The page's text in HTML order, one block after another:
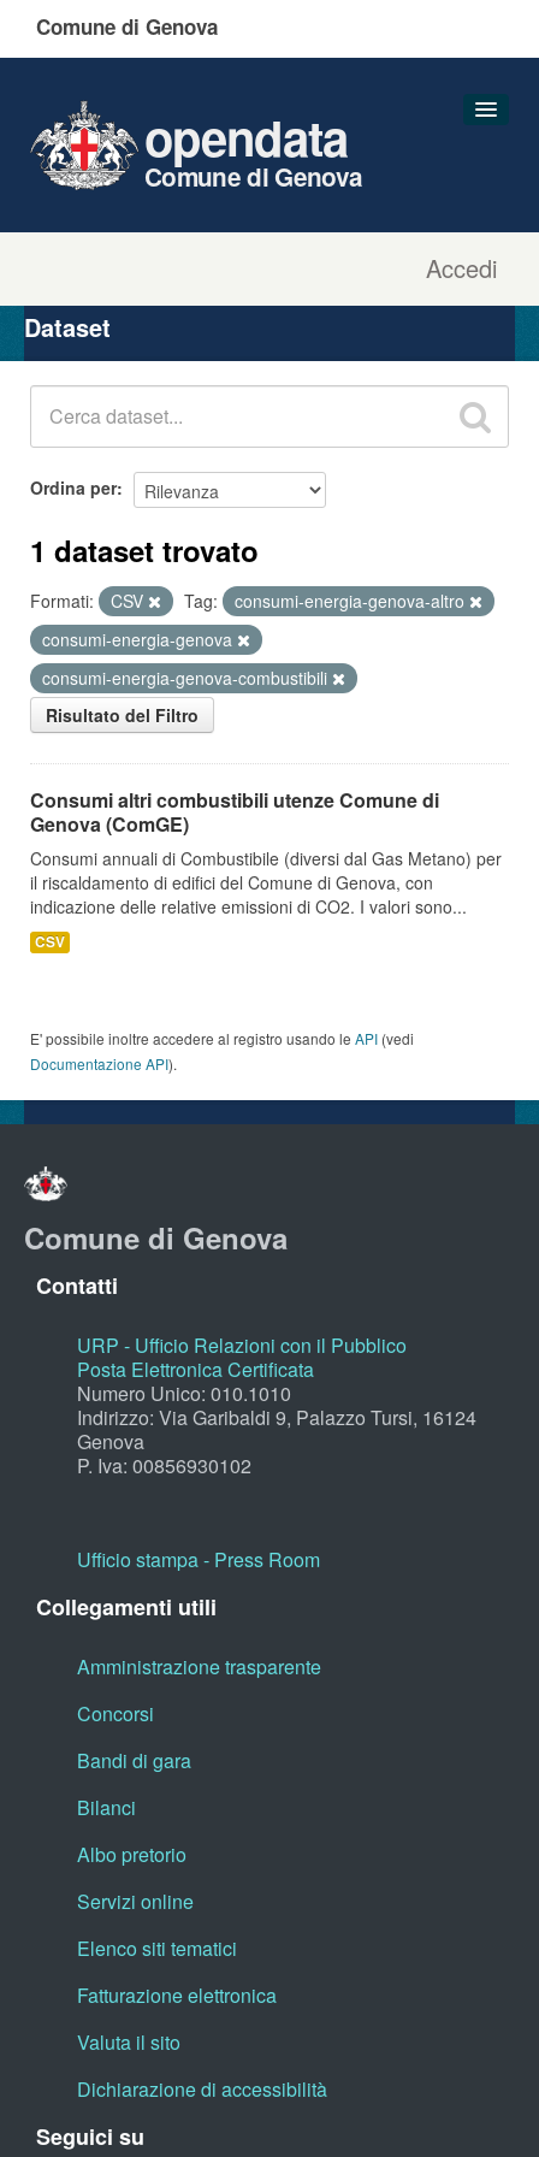
Comune di Genova
Accedi
opendata
Comune di Genova
Organizzazioni
Gruppi
Dataset
Ordina per
1 dataset trovato
Formati: CSV Tag:
consumi-energia-genova-altro
consumi-energia-genova
consumi-energia-genova-combustibili
Risultato del Filtro
Consumi altri combustibili utenze Comune di
Genova (ComGE)
Consumi annuali di Combustibile (diversi dal Gas Metano) per
il riscaldamento di edifici del Comune di Genova, con
indicazione delle relative emissioni di CO2. I valori sono...
CSV
E' possibile inoltre accedere al registro usando le API (vedi
Documentazione API).
Comune di Genova
Contatti
URP - Ufficio Relazioni con il Pubblico
Posta Elettronica Certificata
Numero Unico: 010.1010
Indirizzo: Via Garibaldi 9, Palazzo Tursi, 16124
Genova
P. Iva: 00856930102
Ufficio stampa - Press Room
Collegamenti utili
Amministrazione trasparente
Concorsi
Bandi di gara
Bilanci
Albo pretorio
Servizi online
Elenco siti tematici
Fatturazione elettronica
Valuta il sito
Dichiarazione di accessibilità
Seguici su